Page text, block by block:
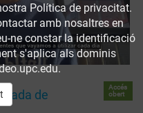
de
Accés
obert
Política de privacitat.
amb nosaltres en
ne constar la identificació
s'aplica als dominis